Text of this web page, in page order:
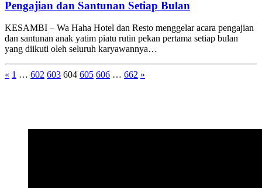
Pengajian dan Santunan Setiap Bulan
KESAMBI – Wa Haha Hotel dan Resto menggelar acara pengajian
dan santunan anak yatim piatu rutin pekan pertama setiap bulan
yang diikuti oleh seluruh karyawannya…
« 1 … 602 603 604 605 606 … 662 »